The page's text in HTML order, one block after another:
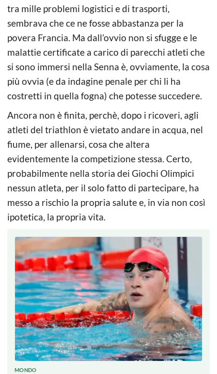
tra mille problemi logistici e di trasporti,
sembrava che ce ne fosse abbastanza per la
povera Francia. Ma dall’ovvio non si sfugge e le
malattie certificate a carico di parecchi atleti che
si sono immersi nella Senna è, ovviamente, la cosa
più ovvia (e da indagine penale per chi li ha
costretti in quella fogna) che potesse succedere.
Ancora non è finita, perchè, dopo i ricoveri, agli
atleti del triathlon è vietato andare in acqua, nel
fiume, per allenarsi, cosa che altera
evidentemente la competizione stessa. Certo,
probabilmente nella storia dei Giochi Olimpici
nessun atleta, per il solo fatto di partecipare, ha
messo a rischio la propria salute e, in via non così
ipotetica, la propria vita.
MONDO